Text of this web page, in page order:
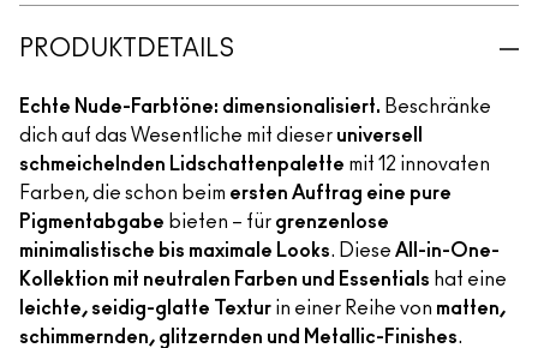
PRODUKTDETAILS
Echte Nude-Farbtöne: dimensionalisiert. Beschränke
dich auf das Wesentliche mit dieser universell
schmeichelnden Lidschattenpalette mit 12 innovaten
Farben, die schon beim ersten Auftrag eine pure
Pigmentabgabe bieten – für grenzenlose
minimalistische bis maximale Looks. Diese All-in-One-
Kollektion mit neutralen Farben und Essentials hat eine
leichte, seidig-glatte Textur in einer Reihe von matten,
schimmernden, glitzernden und Metallic-Finishes.